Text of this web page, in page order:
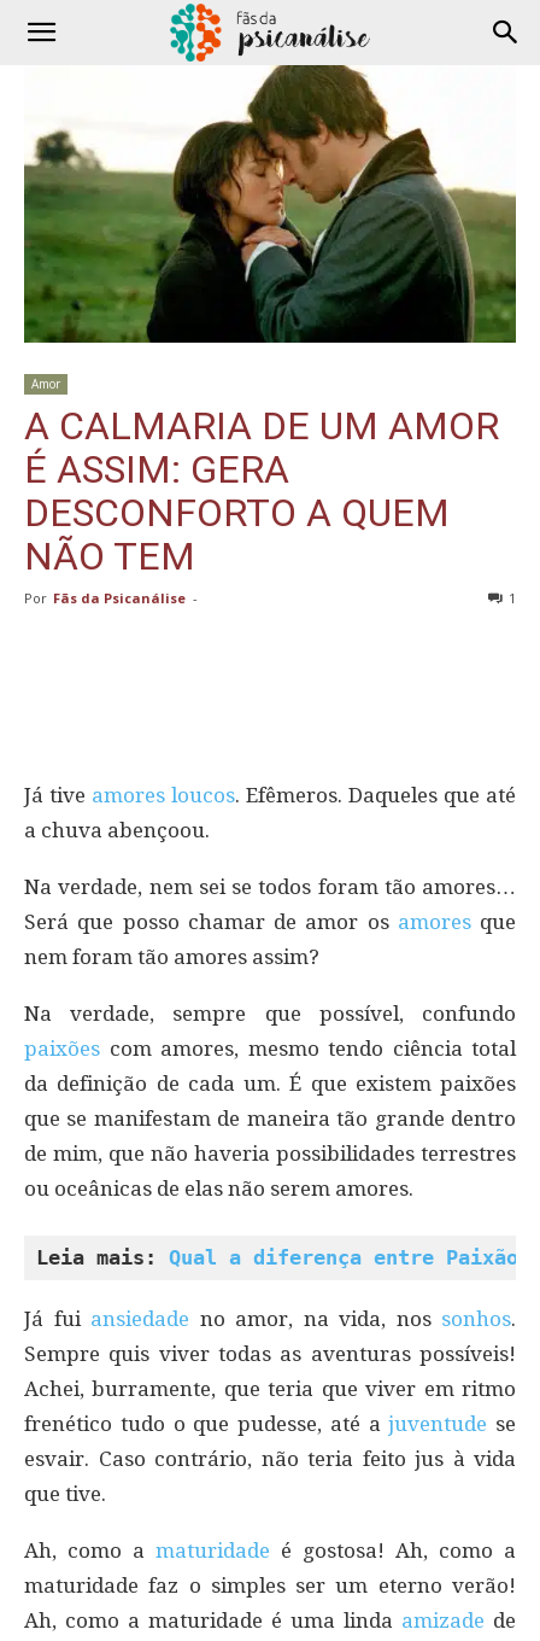
Amor
A CALMARIA DE UM AMOR
É ASSIM: GERA
DESCONFORTO A QUEM
NÃO TEM
Por Fãs da Psicanálise - 1
Já tive amores loucos. Efêmeros. Daqueles que até
a chuva abençoou.
Na verdade, nem sei se todos foram tão amores…
Será que posso chamar de amor os amoresque
nem foram tão amores assim?
Na verdade, sempre que possível, confundo
paixões com amores, mesmo tendo ciência total
da definição de cada um. É que existem paixões
que se manifestam de maneira tão grande dentro
de mim, que não haveria possibilidades terrestres
ou oceânicas de elas não serem amores.
Leia mais: Qual a diferença entre Paixão e
Já fui ansiedade no amor, na vida, nos sonhos.
Sempre quis viver todas as aventuras possíveis!
Achei, burramente, que teria que viver em ritmo
frenético tudo o que pudesse, até ajuventude se
esvair. Caso contrário, não teria feito jus à vida
que tive.
Ah, como a maturidade é gostosa! Ah, como a
maturidade faz o simples ser um eterno verão!
Ah, como a maturidade é uma linda amizade de